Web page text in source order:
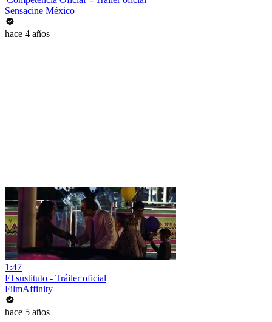
Sensacine México
hace 4 años
1:47
El sustituto - Tráiler oficial
FilmAffinity
hace 5 años